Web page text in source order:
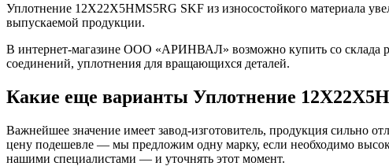
Уплотнение 12X22X5HMS5RG SKF из износостойкого материала
выпускаемой продукции.
В интернет-магазине ООО «АРИНВАЛ» возможно купить со склада
соединений, уплотнения для вращающихся деталей.
Какие еще варианты Уплотнение
Важнейшее значение имеет завод-изготовитель, продукция сильно
цену подешевле — мы предложим одну марку, если необходимо
нашими специалистами — и уточнять этот момент.